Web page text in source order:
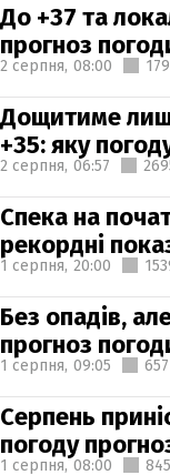
До +37 та
прогноз
2 серпня, 08:00
Дощитиме
+35: яку
2 серпня, 06:57
Спека на
рекордні
1 серпня, 20:00
Без опадів,
прогноз
1 серпня, 09:05 657
Серпень
погоду
1 серпня, 08:00 845